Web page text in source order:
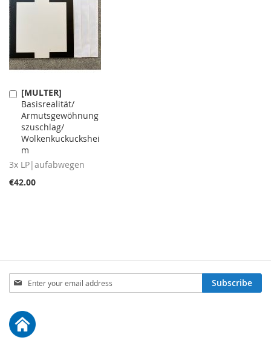
[MULTER]
Basisrealität​/​
Armutsgewöhnung
szuschlag​/​
Wolkenkuckuckshei
m
3x LP|aufabwegen
€42.00
Add
to
Cart
Sign
Up
Our
Newsletter:
Subscribe